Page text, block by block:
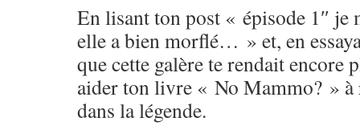
En lisant ton post « épisode 1″ je
elle a bien morflé… » et, en
que cette galère te rendait encore
aider ton livre « No Mammo? » à
dans la légende.